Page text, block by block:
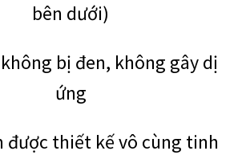
bên dưới)
bị đen, không gây dị
ứng
được thiết kế vô cùng tinh